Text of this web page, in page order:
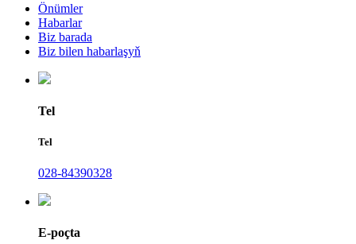
Önümler
Habarlar
Biz barada
Biz bilen habarlaşyň
Tel
Tel
028-84390328
E-poçta